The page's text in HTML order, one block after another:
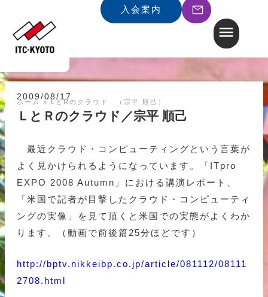
入会案内
ホーム » LとRのクラウド （宗平 順己）
2009/08/17
ＬとＲのクラウド／宗平 順己
最近クラウド・コンピューティングという言葉が
よく見かけられるようになっています。「ITpro
EXPO 2008 Autumn」における講演レポート、
「米国で記者が目撃したクラウド・コンピューティ
ングの実像」を見て頂くと米国での実態がよくわか
ります。（動画で前後篇25分ほどです）
http://bptv.nikkeibp.co.jp/article/081112/08111
2708.html